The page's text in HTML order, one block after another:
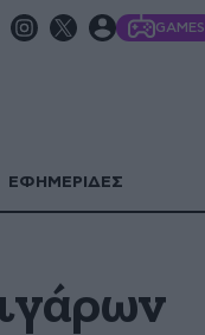
GAMES
ΕΦΗΜΕΡΙΔΕΣ